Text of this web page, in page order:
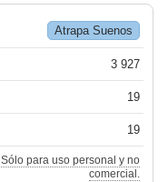
Atrapa Suenos
3 927
19
19
Sólo para uso personal y no
comercial.